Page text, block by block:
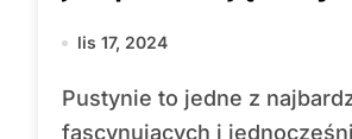
charakteryzują?
lis 17, 2024
Pustynie to jedne z najbardziej
fascynujących i